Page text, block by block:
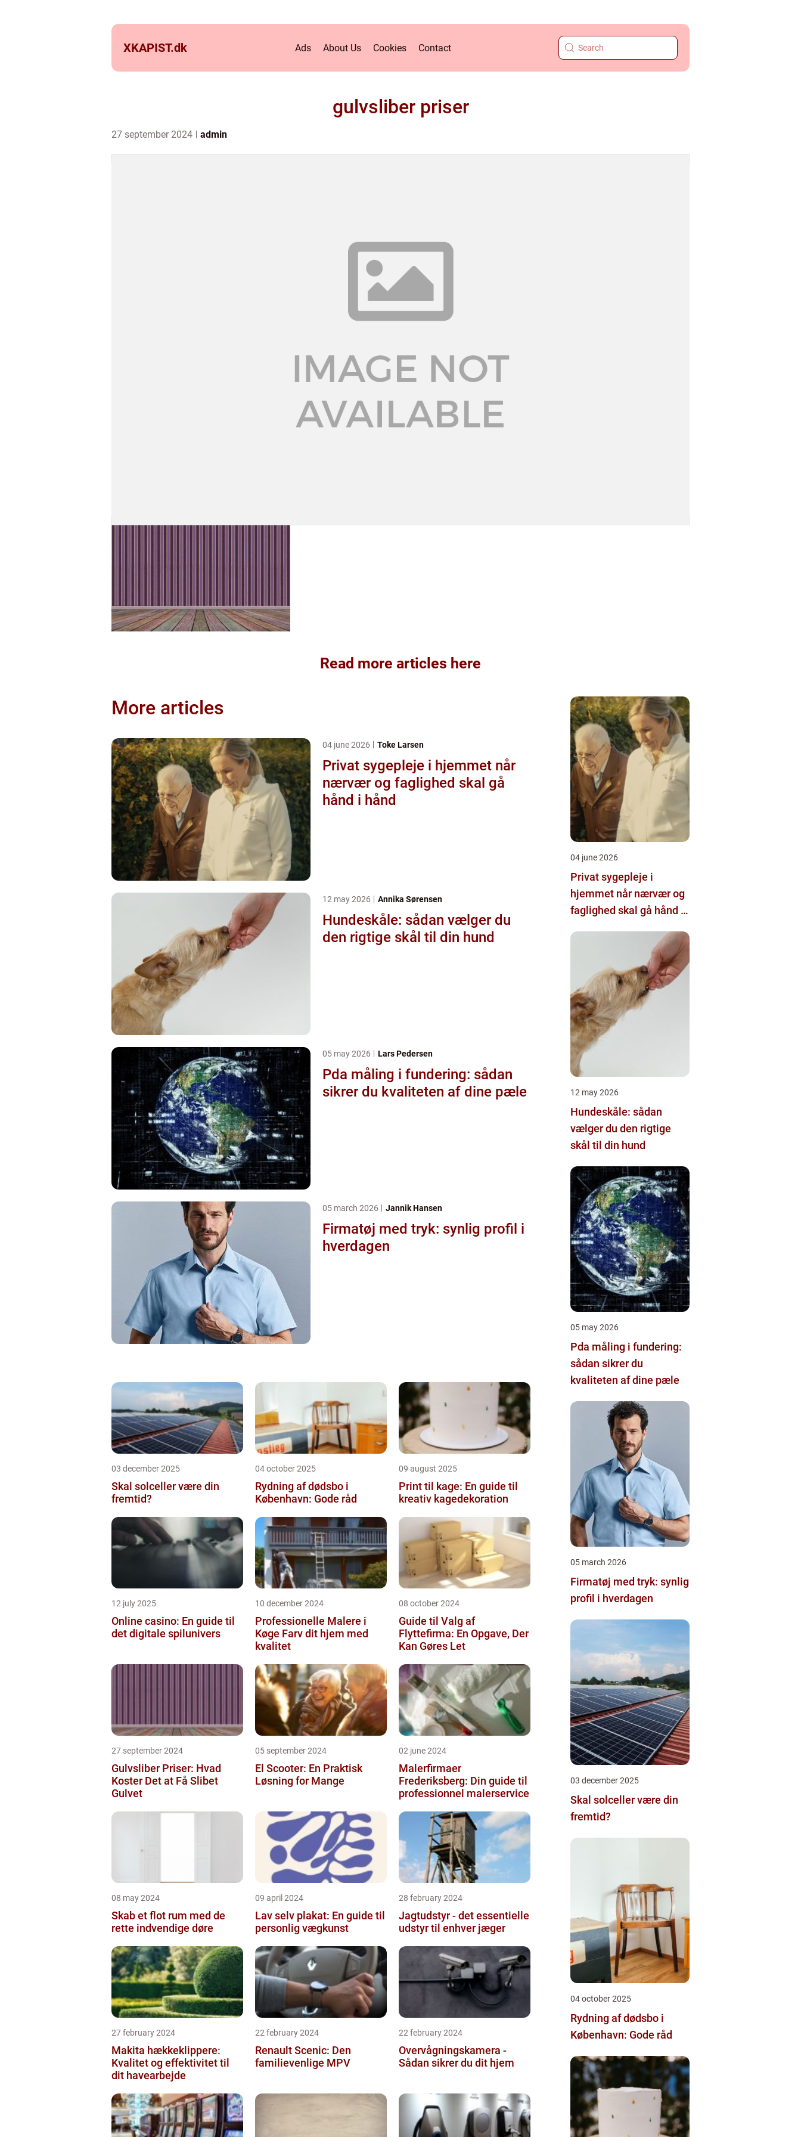
XKAPIST.dk Ads About Us Cookies Contact
gulvsliber priser
27 september 2024 admin
Read more articles here
More articles
04 june 2026 Toke Larsen
Privat sygepleje i hjemmet når
nærvær og faglighed skal gå
hånd i hånd
12 may 2026 Annika Sørensen
Hundeskåle: sådan vælger du
den rigtige skål til din hund
05 may 2026 Lars Pedersen
Pda måling i fundering: sådan
sikrer du kvaliteten af dine pæle
05 march 2026 Jannik Hansen
Firmatøj med tryk: synlig profil i
hverdagen
03 december 2025
Skal solceller være din
fremtid?
04 october 2025
Rydning af dødsbo i
København: Gode råd
09 august 2025
Print til kage: En guide til
kreativ kagedekoration
12 july 2025
Online casino: En guide til
det digitale spilunivers
10 december 2024
Professionelle Malere i
Køge Farv dit hjem med
kvalitet
08 october 2024
Guide til Valg af
Flyttefirma: En Opgave, Der
Kan Gøres Let
27 september 2024
Gulvsliber Priser: Hvad
Koster Det at Få Slibet
Gulvet
05 september 2024
El Scooter: En Praktisk
Løsning for Mange
02 june 2024
Malerfirmaer
Frederiksberg: Din guide til
professionnel malerservice
08 may 2024
Skab et flot rum med de
rette indvendige døre
09 april 2024
Lav selv plakat: En guide til
personlig vægkunst
28 february 2024
Jagtudstyr - det essentielle
udstyr til enhver jæger
27 february 2024
Makita hækkeklippere:
Kvalitet og effektivitet til
dit havearbejde
22 february 2024
Renault Scenic: Den
familievenlige MPV
22 february 2024
Overvågningskamera -
Sådan sikrer du dit hjem
04 june 2026
Privat sygepleje i
hjemmet når nærvær og
faglighed skal gå hånd i
12 may 2026
Hundeskåle: sådan
vælger du den rigtige
skål til din hund
05 may 2026
Pda måling i fundering:
sådan sikrer du
kvaliteten af dine pæle
05 march 2026
Firmatøj med tryk: synlig
profil i hverdagen
03 december 2025
Skal solceller være din
fremtid?
04 october 2025
Rydning af dødsbo i
København: Gode råd